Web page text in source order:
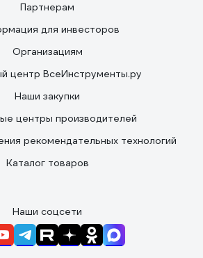
Партнерам
для инвесторов
Организациям
центр ВсеИнструменты.ру
Наши закупки
центры производителей
рекомендательных технологий
Каталог товаров
Наши соцсети